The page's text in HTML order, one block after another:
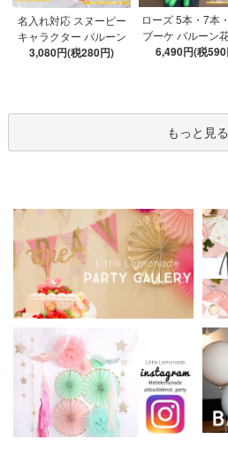
名入れ対応 スヌーピー
キャラクター バルーン
ブーケ 選べる7種 【膨ら
3,080円(税280円)
ローズ 5本・7本
ブーケ バルーン
数が選べる 【膨
6,490円(税
もっと見る